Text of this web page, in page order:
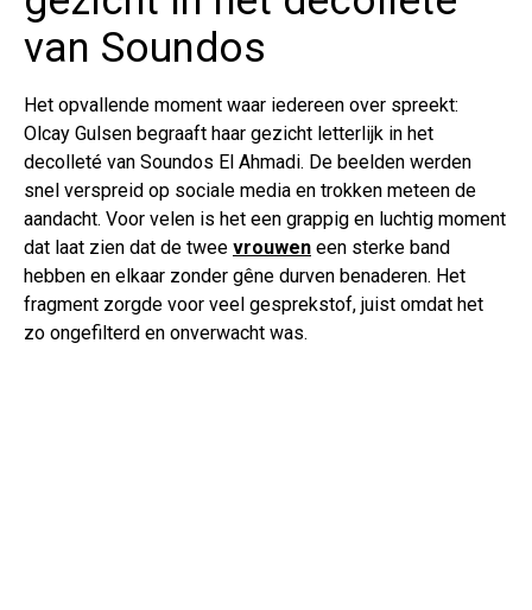
van Soundos
Het opvallende moment waar iedereen over spreekt:
Olcay Gulsen begraaft haar gezicht letterlijk in het
decolleté van Soundos El Ahmadi. De beelden werden
snel verspreid op sociale media en trokken meteen de
aandacht. Voor velen is het een grappig en luchtig moment
dat laat zien dat de twee vrouwen een sterke band
hebben en elkaar zonder gêne durven benaderen. Het
fragment zorgde voor veel gesprekstof, juist omdat het
zo ongefilterd en onverwacht was.